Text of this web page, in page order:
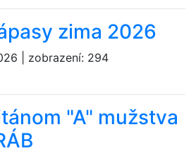
zima 2026
zobrazení: 294
"A" mužstva